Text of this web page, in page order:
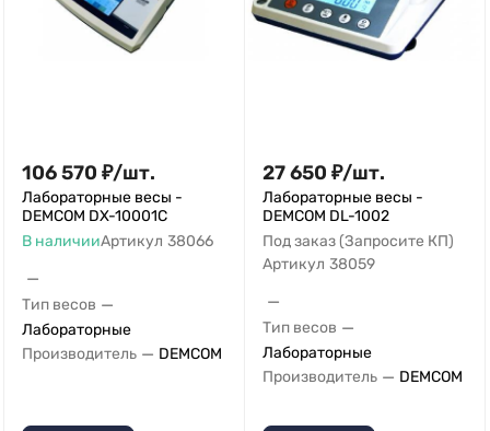
106 570 ₽/шт.
Лабораторные весы -
DEMCOM DX-10001C
В наличииАртикул 38066
—
Тип весов —
Лабораторные
Производитель — DEMCOM
27 650 ₽/шт.
Лабораторные весы -
DEMCOM DL-1002
Под заказ (Запросите КП)
Артикул 38059
—
Тип весов —
Лабораторные
Производитель — DEMCOM